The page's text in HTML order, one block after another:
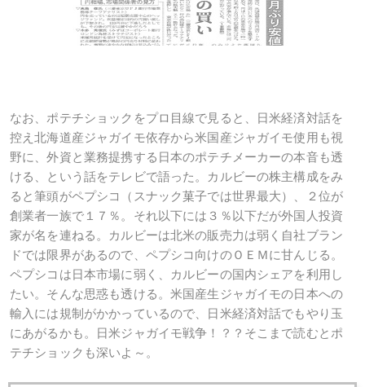
なお、ポテチショックをプロ目線で見ると、日米経済対話を
控え北海道産ジャガイモ依存から米国産ジャガイモ使用も視
野に、外資と業務提携する日本のポテチメーカーの本音も透
ける、という話をテレビで語った。カルビーの株主構成をみ
ると筆頭がペプシコ（スナック菓子では世界最大）、２位が
創業者一族で１７％。それ以下には３％以下だが外国人投資
家が名を連ねる。カルビーは北米の販売力は弱く自社ブラン
ドでは限界があるので、ペプシコ向けのＯＥＭに甘んじる。
ペプシコは日本市場に弱く、カルビーの国内シェアを利用し
たい。そんな思惑も透ける。米国産生ジャガイモの日本への
輸入には規制がかかっているので、日米経済対話でもやり玉
にあがるかも。日米ジャガイモ戦争！？？そこまで読むとポ
テチショックも深いよ～。